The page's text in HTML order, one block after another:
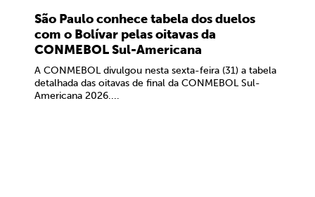
São Paulo conhece tabela dos duelos
com o Bolívar pelas oitavas da
CONMEBOL Sul-Americana
A CONMEBOL divulgou nesta sexta-feira (31) a tabela
detalhada das oitavas de final da CONMEBOL Sul-
Americana 2026....